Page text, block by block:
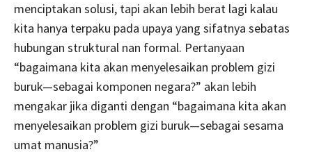
menciptakan solusi, tapi akan lebih berat lagi kalau
kita hanya terpaku pada upaya yang sifatnya sebatas
hubungan struktural nan formal. Pertanyaan
“bagaimana kita akan menyelesaikan problem gizi
buruk—sebagai komponen negara?” akan lebih
mengakar jika diganti dengan “bagaimana kita akan
menyelesaikan problem gizi buruk—sebagai sesama
umat manusia?”